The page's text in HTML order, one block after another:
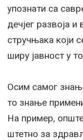
упознати са
дечјег развоја
стручњака који
ширу јавност у
Осим самог
то знање
На пример,
штетно за